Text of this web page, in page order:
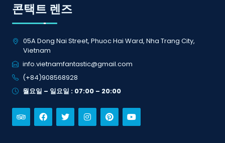
콘택트 렌즈
05A Dong Nai Street, Phuoc Hai Ward, Nha Trang City,
Vietnam
info.vietnamfantastic@gmail.com
(+84)908568928
월요일 – 일요일 : 07:00 – 20:00